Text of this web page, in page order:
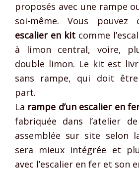
proposés avec une rampe
soi-même. Vous pouvez
escalier en kit comme
à limon central, voire,
double limon. Le kit est
sans rampe, qui doit être
part.
La rampe d’un escalier en
fabriquée dans l’atelier
assemblée sur site selon
sera mieux intégrée et
avec l’escalier en fer et son